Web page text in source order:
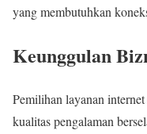
yang membutuhkan
Keunggulan
Pemilihan layanan
kualitas pengalaman